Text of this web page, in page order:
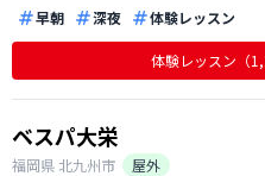
早朝
深夜 体験レッスン
体験レッスン（
ベスパ大栄
福岡県 北九州市
屋外